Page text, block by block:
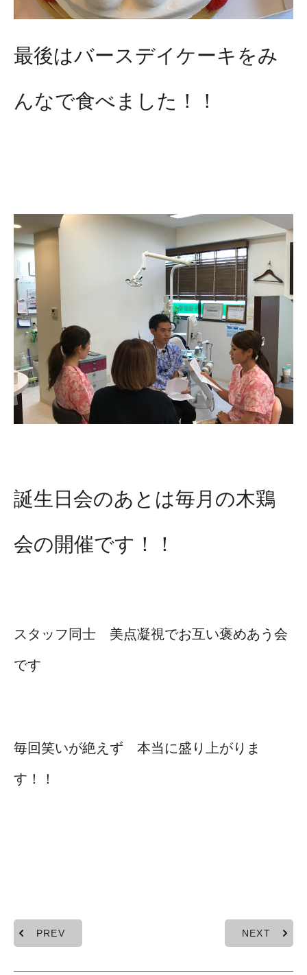
最後はバースデイケーキをみ
んなで食べました！！
誕生日会のあとは毎月の木鶏
会の開催です！！
スタッフ同士 美点凝視でお互い褒めあう会
です
毎回笑いが絶えず 本当に盛り上がりま
す！！
PREV NEXT